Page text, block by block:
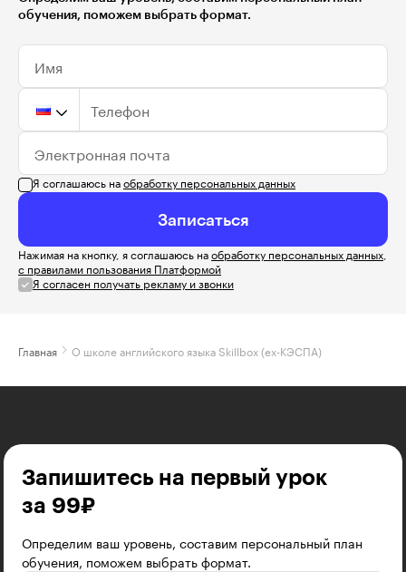
обучения, поможем выбрать формат.
Имя
Телефон
Электронная почта
Я соглашаюсь наобработку персональных данных
Записаться
Нажимая на кнопку, я соглашаюсь наобработку персональных данных
с правилами пользования Платформой
Я согласен получать рекламу и звонки
Главная О школе английского языка Skillbox (ex-КЭСПА)
Запишитесь на первый урок
за 99₽
Определим ваш уровень, составим персональный план
обучения, поможем выбрать формат.